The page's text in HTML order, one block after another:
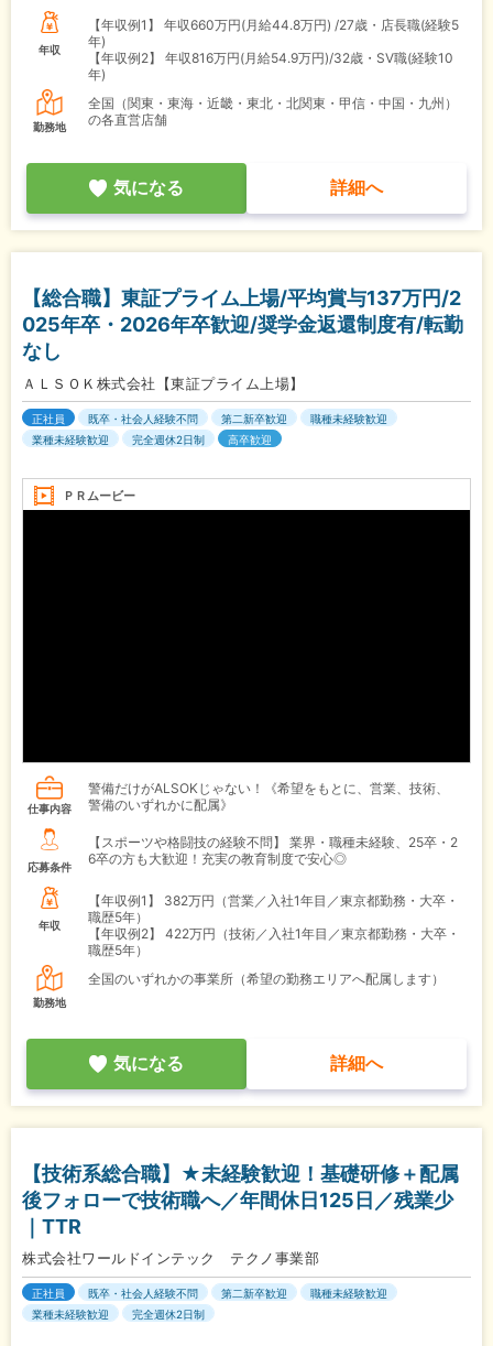
年収
【年収例1】
年収660万円(月給44.8万円) /27歳・店長職(経験5
年)
【年収例2】
年収816万円(月給54.9万円)/32歳・SV職(経験10
年)
勤務地
全国（関東・東海・近畿・東北・北関東・甲信・中国・九州）
の各直営店舗
気になる 詳細へ
【総合職】東証プライム上場/平均賞与137万円/2
025年卒・2026年卒歓迎/奨学金返還制度有/転勤
なし
ＡＬＳＯＫ株式会社【東証プライム上場】
正社員 既卒・社会人経験不問 第二新卒歓迎
職種未経験歓迎
業種未経験歓迎
完全週休2日制 高卒歓迎
ＰＲムービー
仕事内容
警備だけがALSOKじゃない！《希望をもとに、営業、技術、
警備のいずれかに配属》
応募条件
【スポーツや格闘技の経験不問】 業界・職種未経験、25卒・2
6卒の方も大歓迎！充実の教育制度で安心◎
年収
【年収例1】
382万円（営業／入社1年目／東京都勤務・大卒・
職歴5年）
【年収例2】
422万円（技術／入社1年目／東京都勤務・大卒・
職歴5年）
勤務地
全国のいずれかの事業所（希望の勤務エリアへ配属します）
気になる 詳細へ
【技術系総合職】★未経験歓迎！基礎研修＋配属
後フォローで技術職へ／年間休日125日／残業少
｜TTR
株式会社ワールドインテック テクノ事業部
正社員 既卒・社会人経験不問 第二新卒歓迎
職種未経験歓迎
業種未経験歓迎
完全週休2日制